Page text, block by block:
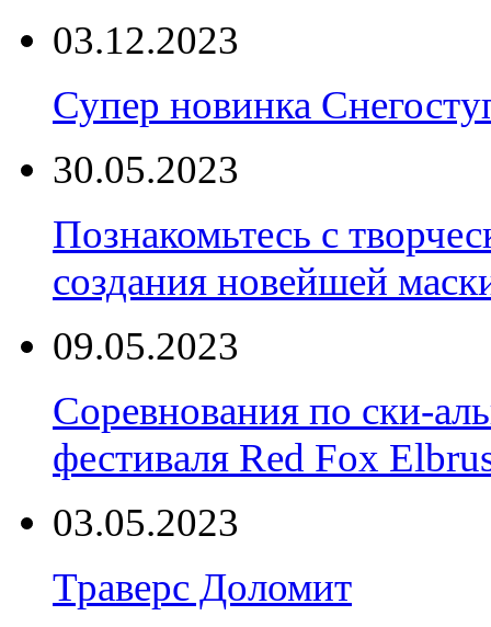
03.12.2023
Супер новинка
30.05.2023
Познакомьтесь с
создания новейшей
09.05.2023
Соревнования по ски-
фестиваля Red Fox
03.05.2023
Траверс Доломит